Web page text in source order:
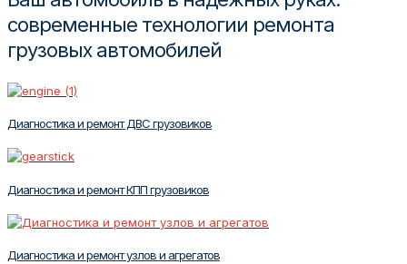
современные технологии ремонта
грузовых автомобилей
Диагностика и ремонт ДВС грузовиков
Диагностика и ремонт КПП грузовиков
Диагностика и ремонт узлов и агрегатов